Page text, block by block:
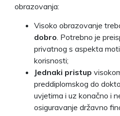
obrazovanja:
Visoko obrazovanje
dobro . Potrebno je
privatnog s aspekta
korisnosti;
Jednaki pristup
preddiplomskog do
uvjetima i uz konačno i
osiguravanje državno